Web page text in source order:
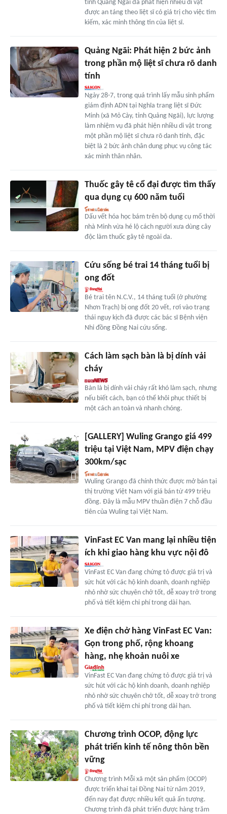
tỉnh Quảng Ngãi đã phát hiện nhiều di vật
được an táng theo liệt sĩ có giá trị cho việc tìm
kiếm, xác minh thông tin của liệt sĩ.
Quảng Ngãi: Phát hiện 2 bức ảnh
trong phần mộ liệt sĩ chưa rõ danh
tính
Ngày 28-7, trong quá trình lấy mẫu sinh phẩm
giám định ADN tại Nghĩa trang liệt sĩ Đức
Minh (xã Mỏ Cày, tỉnh Quảng Ngãi), lực lượng
làm nhiệm vụ đã phát hiện nhiều di vật trong
một phần mộ liệt sĩ chưa rõ danh tính, đặc
biệt là 2 bức ảnh chân dung phục vụ công tác
xác minh thân nhân.
Thuốc gây tê cổ đại được tìm thấy
qua dụng cụ 600 năm tuổi
Dấu vết hóa học bám trên bộ dụng cụ mổ thời
nhà Minh vừa hé lộ cách người xưa dùng cây
độc làm thuốc gây tê ngoài da.
Cứu sống bé trai 14 tháng tuổi bị
ong đốt
Bé trai tên N.C.V., 14 tháng tuổi (ở phường
Nhơn Trạch) bị ong đốt 20 vết, rơi vào trạng
thái nguy kịch đã được các bác sĩ Bệnh viện
Nhi đồng Đồng Nai cứu sống.
Cách làm sạch bàn là bị dính vải
cháy
Bàn là bị dính vải cháy rất khó làm sạch, nhưng
nếu biết cách, bạn có thể khôi phục thiết bị
một cách an toàn và nhanh chóng.
[GALLERY] Wuling Grango giá 499
triệu tại Việt Nam, MPV điện chạy
300km/sạc
Wuling Grango đã chính thức được mở bán tại
thị trường Việt Nam với giá bán từ 499 triệu
đồng. Đây là mẫu MPV thuần điện 7 chỗ đầu
tiên của Wuling tại Việt Nam.
VinFast EC Van mang lại nhiều tiện
ích khi giao hàng khu vực nội đô
VinFast EC Van đang chứng tỏ được giá trị và
sức hút với các hộ kinh doanh, doanh nghiệp
nhỏ nhờ sức chuyên chở tốt, dễ xoay trở trong
phố và tiết kiệm chi phí trong dài hạn.
Xe điện chở hàng VinFast EC Van:
Gọn trong phố, rộng khoang
hàng, nhẹ khoản nuôi xe
VinFast EC Van đang chứng tỏ được giá trị và
sức hút với các hộ kinh doanh, doanh nghiệp
nhỏ nhờ sức chuyên chở tốt, dễ xoay trở trong
phố và tiết kiệm chi phí trong dài hạn.
Chương trình OCOP, động lực
phát triển kinh tế nông thôn bền
vững
Chương trình Mỗi xã một sản phẩm (OCOP)
được triển khai tại Ðồng Nai từ năm 2019,
đến nay đạt được nhiều kết quả ấn tượng.
Chương trình đã phát triển được hàng trăm